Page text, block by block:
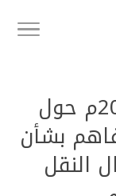
قانون رقم ( 4 ) لسنة 2007م حول
بشأن
النقل